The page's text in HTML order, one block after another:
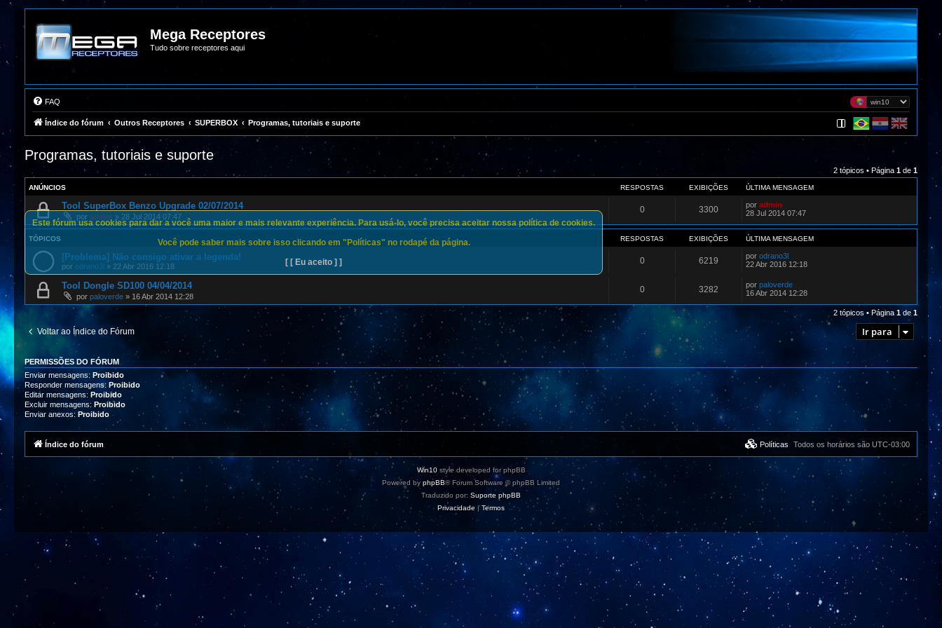
Mega Receptores
Tudo sobre receptores aqui
FAQ
Índice do fórum Outros Receptores SUPERBOX Programas, tutoriais e suporte
Programas, tutoriais e suporte
2 tópicos • Página 1 de 1
ANÚNCIOS RESPOSTAS EXIBIÇÕES ÚLTIMA MENSAGEM
Tool SuperBox Benzo Upgrade 02/07/2014
por admin » 28 Jul 2014 07:47
0 3300 por admin
28 Jul 2014 07:47
TÓPICOS RESPOSTAS EXIBIÇÕES ÚLTIMA MENSAGEM
[Problema] Não consigo ativar a legenda!
por odrano3l » 22 Abr 2016 12:18
0 6219 por odrano3l
22 Abr 2016 12:18
Tool Dongle SD100 04/04/2014
por paloverde » 16 Abr 2014 12:28
0 3282 por paloverde
16 Abr 2014 12:28
2 tópicos • Página 1de 1
Voltar ao Índice do Fórum Ir para
PERMISSÕES DO FÓRUM
Enviar mensagens: Proibido
Responder mensagens: Proibido
Editar mensagens: Proibido
Excluir mensagens: Proibido
Enviar anexos: Proibido
Este fórum usa cookies para dar a você uma maior e mais relevante experiência. Para usá-lo, você precisa aceitar nossa política de cookies.
Você pode saber mais sobre isso clicando em "Políticas" no rodapé da página.
[ [ Eu aceito ] ]
Índice do fórum Todos os horários são UTC-03:00
Políticas
Win10style developed for phpBB
Powered by phpBB® Forum Software © phpBB Limited
Traduzido por: Suporte phpBB
Privacidade |Termos